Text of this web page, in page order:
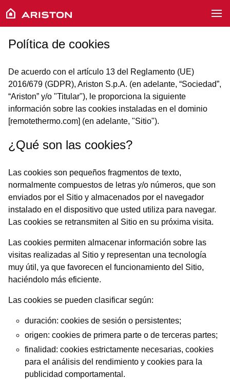
Política de cookies
De acuerdo con el artículo 13 del Reglamento (UE)
2016/679 (GDPR), Ariston S.p.A. (en adelante, “Sociedad”,
“Ariston” y/o "Titular"), le proporciona la siguiente
información sobre las cookies instaladas en el dominio
[remotethermo.com] (en adelante, "Sitio").
¿Qué son las cookies?
Las cookies son pequeños fragmentos de texto,
normalmente compuestos de letras y/o números, que son
enviados por el Sitio y almacenados por el navegador
instalado en el dispositivo que usted utiliza para navegar.
Las cookies se retransmiten al Sitio en su próxima visita.
Las cookies permiten almacenar información sobre las
visitas realizadas al Sitio y representan una tecnología
muy útil, ya que favorecen el funcionamiento del Sitio,
haciéndolo más eficiente.
Las cookies se pueden clasificar según:
duración: cookies de sesión o persistentes;
origen: cookies de primera parte o de terceras partes;
finalidad: cookies estrictamente necesarias, cookies
para el análisis del rendimiento y cookies para la
publicidad comportamental.